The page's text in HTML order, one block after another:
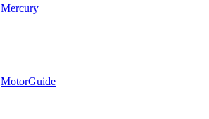
Mercury
MotorGuide